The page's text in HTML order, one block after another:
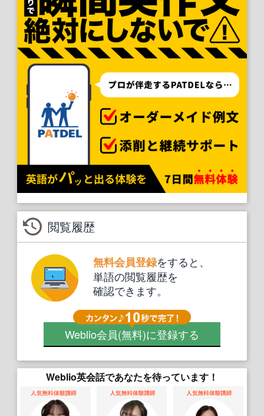
閲覧履歴
無料会員登録をすると、
単語の閲覧履歴を
確認できます。
Weblio会員(無料)に登録する
Weblio英会話であなたを待っています！